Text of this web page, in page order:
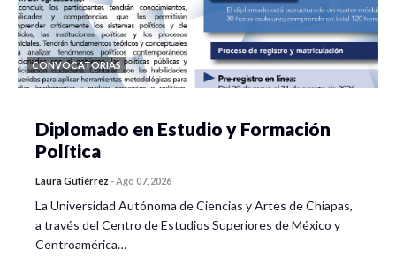
CONVOCATORIAS
Diplomado en Estudio y Formación
Política
Laura Gutiérrez -Ago 07, 2026
La Universidad Autónoma de Ciencias y Artes de Chiapas,
a través del Centro de Estudios Superiores de México y
Centroamérica…